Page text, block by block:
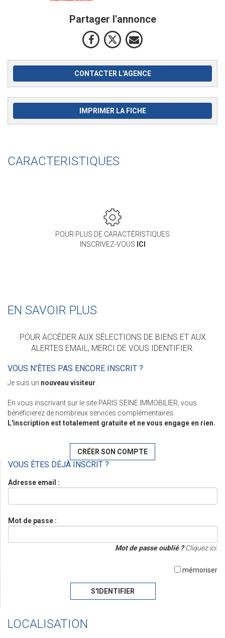
Partager l'annonce
CONTACTER L'AGENCE
IMPRIMER LA FICHE
CARACTERISTIQUES
POUR PLUS DE CARACTÉRISTIQUES
INSCRIVEZ-VOUS ICI
EN SAVOIR PLUS
POUR ACCÉDER AUX SÉLECTIONS DE BIENS ET AUX
ALERTES EMAIL, MERCI DE VOUS IDENTIFIER.
VOUS N'ÊTES PAS ENCORE INSCRIT ?
Je suis un nouveau visiteur.
En vous inscrivant sur le site PARIS SEINE IMMOBILIER, vous
bénéficierez de nombreux services complémentaires.
L'inscription est totalement gratuite et ne vous engage en rien.
CRÉER SON COMPTE
VOUS ÊTES DÉJÀ INSCRIT ?
Adresse email :
Mot de passe :
Mot de passe oublié ?Cliquez ici.
mémoriser
S'IDENTIFIER
LOCALISATION